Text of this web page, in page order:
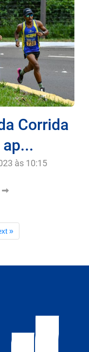
Corrida
às 10:15
»